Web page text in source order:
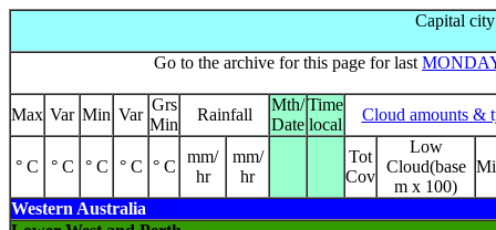
Capital
Go to the archive for this page for last
Max Var Min Var
Grs
Min
Rainfall
Mth/
Date
Time
local
Cloud amounts &
° C ° C ° C ° C ° C
mm/
hr
mm/
hr
Tot
Cov
Low
Cloud(base
m x 100)
Western Australia